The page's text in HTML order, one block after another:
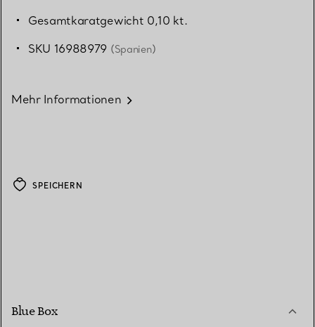
Gesamtkaratgewicht 0,10 kt.
SKU 16988979 (Spanien)
Mehr Informationen
SPEICHERN
Blue Box